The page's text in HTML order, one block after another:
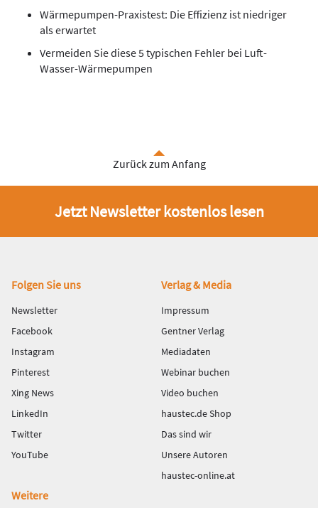
Wärmepumpen-Praxistest: Die Effizienz ist niedriger
als erwartet
Vermeiden Sie diese 5 typischen Fehler bei Luft-
Wasser-Wärmepumpen
Zurück zum Anfang
Jetzt Newsletter kostenlos lesen
Fußbereich
Folgen Sie uns
Newsletter
Facebook
Instagram
Pinterest
Xing News
LinkedIn
Twitter
YouTube
Verlag & Media
Impressum
Gentner Verlag
Mediadaten
Webinar buchen
Video buchen
haustec.de Shop
Das sind wir
Unsere Autoren
haustec-online.at
Weitere